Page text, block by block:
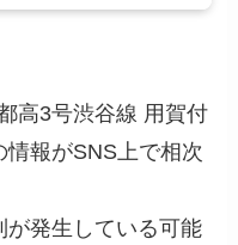
高3号渋谷線 用賀付
報がSNS上で相次
が発生している可能